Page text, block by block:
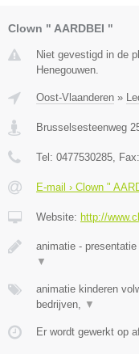
Clown " AARDBEI "
Niet gevestigd in de
Henegouwen.
Oost-Vlaanderen »
Brusselsesteenweg
Tel: 0477530285 , Fax:
E-mail › Clown "
Website: http://
animatie -
▼
animatie kinderen
bedrijven,
▼
Er wordt gewerkt op